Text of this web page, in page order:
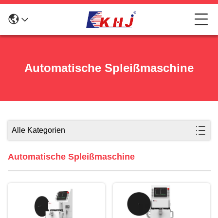
Automatische Spleißmaschine
Alle Kategorien
Automatische Spleißmaschine